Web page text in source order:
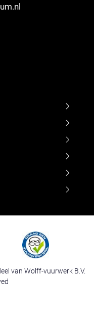
van Wolff-vuurwerk B.V.